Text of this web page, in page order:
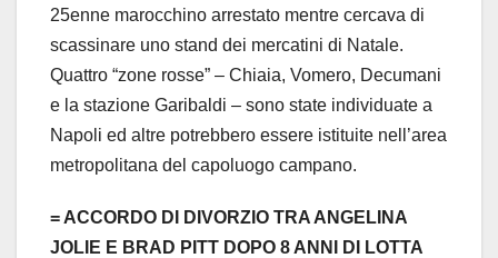
25enne marocchino arrestato mentre cercava di
scassinare uno stand dei mercatini di Natale.
Quattro “zone rosse” – Chiaia, Vomero, Decumani
e la stazione Garibaldi – sono state individuate a
Napoli ed altre potrebbero essere istituite nell’area
metropolitana del capoluogo campano.
= ACCORDO DI DIVORZIO TRA ANGELINA
JOLIE E BRAD PITT DOPO 8 ANNI DI LOTTA